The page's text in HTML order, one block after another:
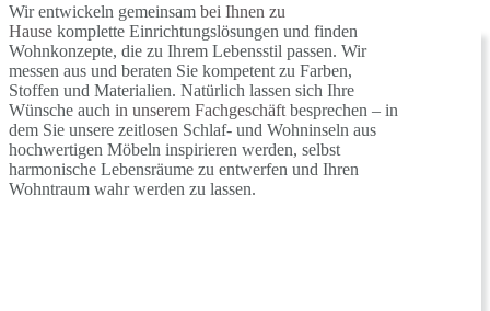
Wir entwickeln gemeinsam bei Ihnen zu
Hause komplette Einrichtungslösungen und finden
Wohnkonzepte, die zu Ihrem Lebensstil passen. Wir
messen aus und beraten Sie kompetent zu Farben,
Stoffen und Materialien. Natürlich lassen sich Ihre
Wünsche auch in unserem Fachgeschäft besprechen – in
dem Sie unsere zeitlosen Schlaf- und Wohninseln aus
hochwertigen Möbeln inspirieren werden, selbst
harmonische Lebensräume zu entwerfen und Ihren
Wohntraum wahr werden zu lassen.